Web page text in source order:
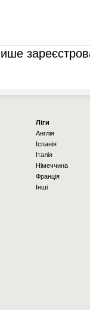
Ліги
Англія
Іспанія
Італія
Німеччина
Франція
Інші